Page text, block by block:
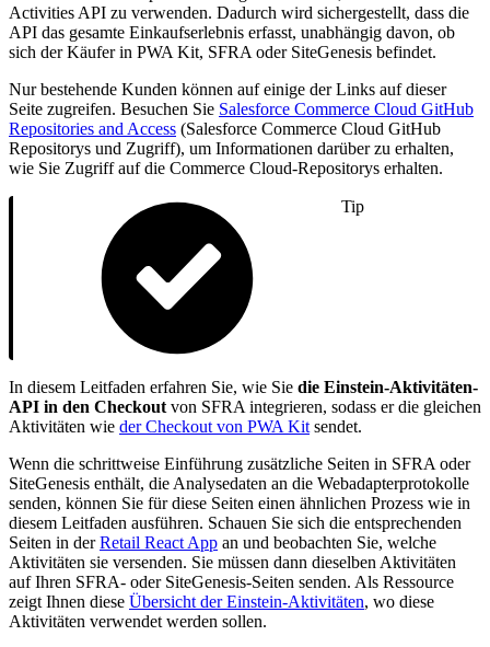
Activities API zu verwenden. Dadurch wird sichergestellt, dass die
API das gesamte Einkaufserlebnis erfasst, unabhängig davon, ob
sich der Käufer in PWA Kit, SFRA oder SiteGenesis befindet.
Nur bestehende Kunden können auf einige der Links auf dieser
Seite zugreifen. Besuchen Sie Salesforce Commerce Cloud GitHub
Repositories and Access (Salesforce Commerce Cloud GitHub
Repositorys und Zugriff), um Informationen darüber zu erhalten,
wie Sie Zugriff auf die Commerce Cloud-Repositorys erhalten.
Tip
In diesem Leitfaden erfahren Sie, wie Sie die Einstein-Aktivitäten-
API in den Checkout von SFRA integrieren, sodass er die gleichen
Aktivitäten wie der Checkout von PWA Kit sendet.
Wenn die schrittweise Einführung zusätzliche Seiten in SFRA oder
SiteGenesis enthält, die Analysedaten an die Webadapterprotokolle
senden, können Sie für diese Seiten einen ähnlichen Prozess wie in
diesem Leitfaden ausführen. Schauen Sie sich die entsprechenden
Seiten in derRetail React App an und beobachten Sie, welche
Aktivitäten sie versenden. Sie müssen dann dieselben Aktivitäten
auf Ihren SFRA- oder SiteGenesis-Seiten senden. Als Ressource
zeigt Ihnen diese Übersicht der Einstein-Aktivitäten, wo diese
Aktivitäten verwendet werden sollen.